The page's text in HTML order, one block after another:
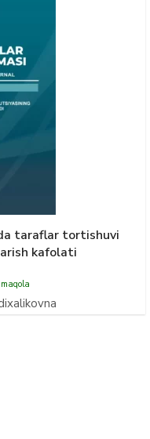
taraflar tortishuvi
kafolati